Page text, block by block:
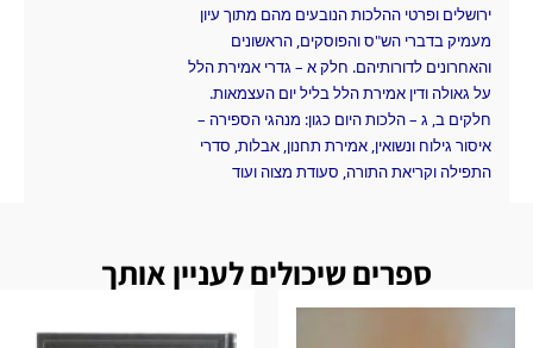
ירושלים ופרטי ההלכות הנובעים מהם מתוך עיון
מעמיק בדברי הש"ס והפוסקים, הראשונים
והאחרונים לדורותיהם. חלק א – גדרי אמירת הלל
על גאולה ודין אמירת הלל בליל יום העצמאות.
חלקים ב, ג – הלכות היום כגון: מנהגי הספירה –
איסור גילוח ונשואין, אמירת תחנון, אבלות, סדרי
התפילה וקריאת התורה, סעודת מצוה ועוד
ספרים שיכולים לעניין אותך